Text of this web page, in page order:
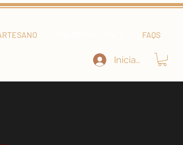
FAQS
Iniciar sesión